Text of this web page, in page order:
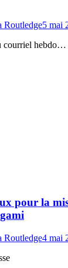
Routledge5 mai
courriel hebdo…
pour la
Routledge4 mai